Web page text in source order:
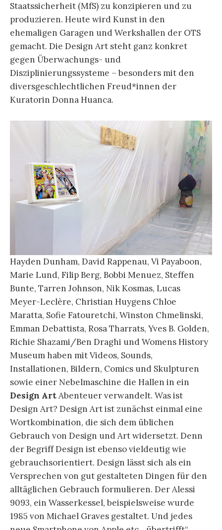
Staatssicherheit (MfS) zu konzipieren und zu
produzieren. Heute wird Kunst in den
ehemaligen Garagen und Werkshallen der OTS
gemacht. Die Design Art steht ganz konkret
gegen Überwachungs- und
Disziplinierungssysteme – besonders mit den
diversgeschlechtlichen Freud*innen der
Kuratorin Donna Huanca.
Hayden Dunham, David Rappenau, Vi Payaboon,
Marie Lund, Filip Berg, Bobbi Menuez, Steffen
Bunte, Tarren Johnson, Nik Kosmas, Lucas
Meyer-Leclère, Christian Huygens Chloe
Maratta, Sofie Fatouretchi, Winston Chmelinski,
Emman Debattista, Rosa Tharrats, Yves B. Golden,
Richie Shazami/Ben Draghi und Womens History
Museum haben mit Videos, Sounds,
Installationen, Bildern, Comics und Skulpturen
sowie einer Nebelmaschine die Hallen in ein
Design ArtAbenteuer verwandelt. Was ist
Design Art? Design Art ist zunächst einmal eine
Wortkombination, die sich dem üblichen
Gebrauch von Design und Art widersetzt. Denn
der Begriff Design ist ebenso vieldeutig wie
gebrauchsorientiert. Design lässt sich als ein
Versprechen von gut gestalteten Dingen für den
alltäglichen Gebrauch formulieren. Der Alessi
9093, ein Wasserkessel, beispielsweise wurde
1985 von Michael Graves gestaltet. Und jedes